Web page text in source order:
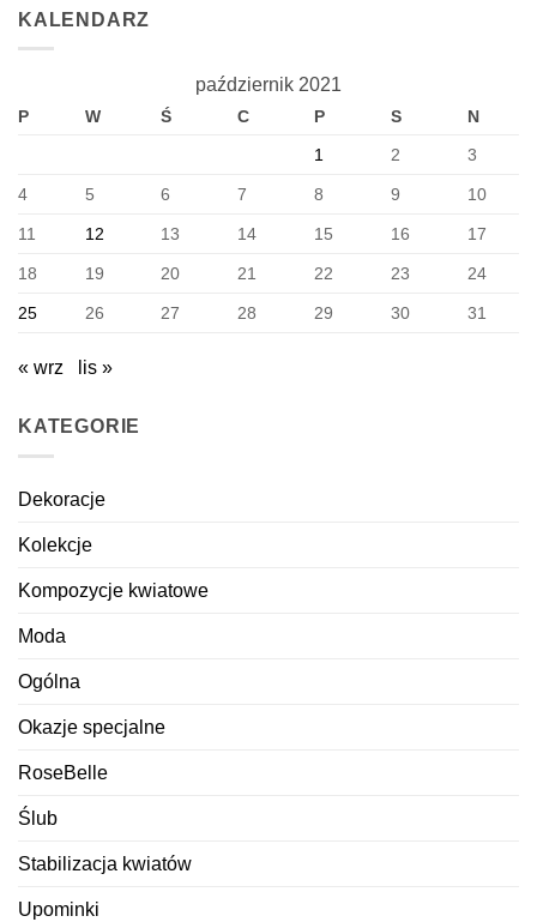
KALENDARZ
październik 2021
P W Ś C P S
N
1
2 3
4 5 6 7 8 9 10
11 12 13 14 15 16 17
18 19 20 21 22 23 24
25 26 27 28 29 30 31
« wrz lis »
KATEGORIE
Dekoracje
Kolekcje
Kompozycje kwiatowe
Moda
Ogólna
Okazje specjalne
RoseBelle
Ślub
Stabilizacja kwiatów
Upominki